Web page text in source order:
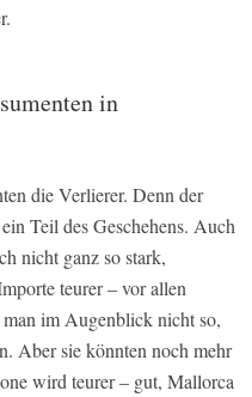
in
die Verlierer. Denn der
Teil des Geschehens. Auch
nicht ganz so stark,
teurer – vor allen
im Augenblick nicht so,
Aber sie könnten noch mehr
wird teurer – gut, Mallorca